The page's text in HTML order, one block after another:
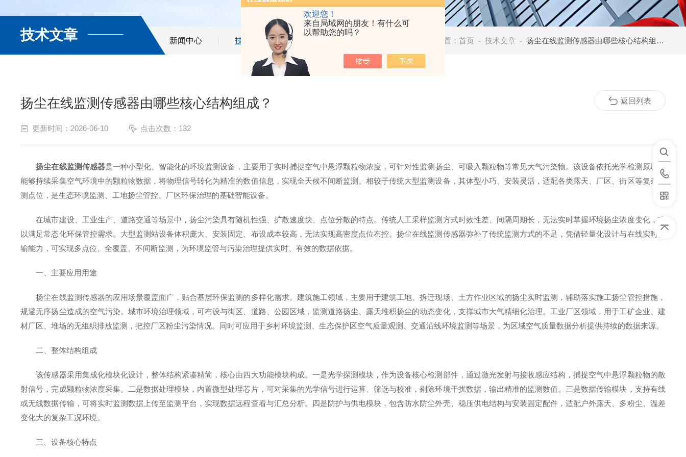
欢迎您！
来自局域网的朋友！有什么可
以帮助您的吗？
技术文章 新闻中心 技术文章 当前位置：首页 -技术文章 - 扬尘在线监测传感器由哪些核心结构组成？
扬尘在线监测传感器由哪些核心结构组成？
更新时间：2026-06-10 点击次数：132
扬尘在线监测传感器是一种小型化、智能化的环境监测设备，主要用于实时捕捉空气中悬浮颗粒物浓度，可针对性监测扬尘、可吸入颗粒物等常见大气污染物。该设备依托光学检测原理，
能够持续采集空气环境中的颗粒物数据，将物理信号转化为精准的数值信息，实现全天候不间断监测。相较于传统大型监测设备，其体型小巧、安装灵活，适配各类露天、厂区、街区等复杂监
测点位，是生态环境监测、工地扬尘管控、厂区环保治理的基础智能设备。
在城市建设、工业生产、道路交通等场景中，扬尘污染具有随机性强、扩散速度快、点位分散的特点。传统人工采样监测方式时效性差、间隔周期长，无法实时掌握环境扬尘浓度变化，难
以满足常态化环保管控需求。大型监测站设备体积庞大、安装固定、布设成本较高，无法实现高密度点位布控。扬尘在线监测传感器弥补了传统监测方式的不足，凭借轻量化设计与在线实时传
输能力，可实现多点位、全覆盖、不间断监测，为环境监管与污染治理提供实时、有效的数据依据。
一、主要应用用途
扬尘在线监测传感器的应用场景覆盖面广，贴合基层环保监测的多样化需求。建筑施工领域，主要用于建筑工地、拆迁现场、土方作业区域的扬尘实时监测，辅助落实施工扬尘管控措施，
规避无序扬尘造成的空气污染。城市环境治理领域，可布设与街区、道路、公园区域，监测道路扬尘、露天堆积扬尘的动态变化，支撑城市大气精细化治理。工业厂区领域，用于工矿企业、建
材厂区、堆场的无组织排放监测，把控厂区粉尘污染情况。同时可应用于乡村环境监测、生态保护区空气质量观测、交通沿线环境监测等场景，为区域空气质量数据分析提供持续的数据来源。
二、整体结构组成
该传感器采用集成化模块化设计，整体结构紧凑精简，核心由四大功能模块构成。一是光学探测模块，作为设备核心检测部件，通过激光发射与接收感应结构，捕捉空气中悬浮颗粒物的散
射信号，完成颗粒物浓度采集。二是数据处理模块，内置微型处理芯片，可对采集的光学信号进行运算、筛选与校准，剔除环境干扰数据，输出精准的监测数值。三是数据传输模块，支持有线
或无线数据传输，可将实时监测数据上传至监测平台，实现数据远程查看与汇总分析。四是防护与供电模块，包含防水防尘外壳、稳压供电结构与安装固定配件，适配户外露天、多粉尘、温差
变化大的复杂工况环境。
三、设备核心特点
返回列表